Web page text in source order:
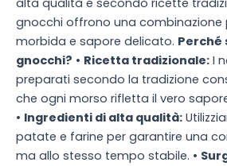
alta qualità e secondo ricette
gnocchi offrono una
morbida e sapore delicato. Perché
gnocchi? • Ricetta tradizionale: I
preparati secondo la tradizione
che ogni morso rifletta il vero
• Ingredienti di alta qualità:
patate e farine per garantire una
ma allo stesso tempo stabile. •